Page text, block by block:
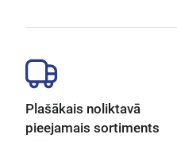
Plašākais noliktavā
pieejamais sortiments